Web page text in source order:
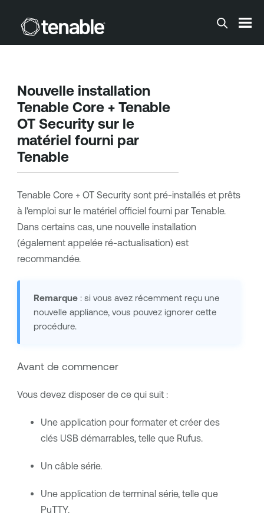
Passer au contenu principal
Nouvelle installation
Tenable Core+ Tenable
OT Securitysur le
matériel fourni par
Tenable
Tenable Core+ OT Securitysont pré-installés et prêts
à l'emploi sur le matériel officiel fourni par Tenable.
Dans certains cas, une nouvelle installation
(également appelée ré-actualisation) est
recommandée.
Remarque: si vous avez récemment reçu une
nouvelle appliance, vous pouvez ignorer cette
procédure.
Avant de commencer
Vous devez disposer de ce qui suit :
Une application pour formater et créer des
clés USB démarrables, telle que Rufus.
Un câble série.
Une application de terminal série, telle que
PuTTY.